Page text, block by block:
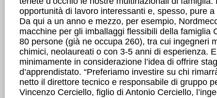
opportunità di lavoro interessanti e, spesso, pure
Da qui a un anno e mezzo, per esempio,
macchine per gli imballaggi flessibili della famiglia
80 persone (già ne occupa 260), tra cui ingegneri
chimici, neolaureati o con 3-5 anni di esperienza.
minimamente in considerazione l’idea di offrire
d’apprendistato. “Preferiamo investire su chi
netto il direttore tecnico e responsabile di gruppo
Vincenzo Cerciello, figlio di Antonio Cerciello,